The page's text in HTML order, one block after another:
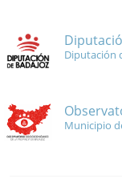
Diputación
Municipio